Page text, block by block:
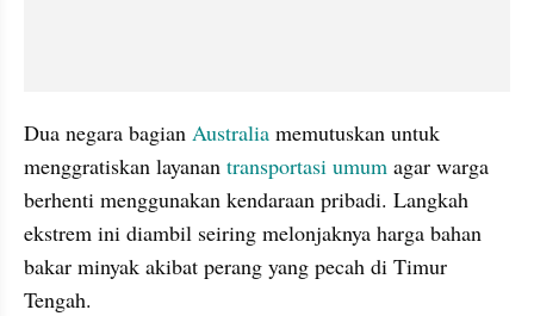
Dua negara bagian Australia memutuskan untuk
menggratiskan layanan transportasi umum agar warga
berhenti menggunakan kendaraan pribadi. Langkah
ekstrem ini diambil seiring melonjaknya harga bahan
bakar minyak akibat perang yang pecah di Timur
Tengah.